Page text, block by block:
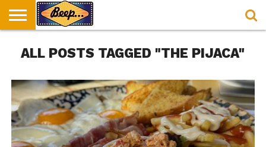
DORUČAK
U
SVAKODNEVICA
ENTERTAINMENT
LOKACIJE
ZA
HRANA I
RECEPTI
NEPUSACKI
LOKALI
ALL POSTS TAGGED "THE PIJACA"